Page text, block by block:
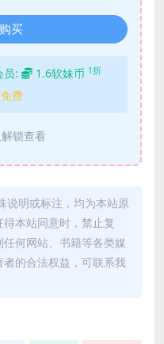
买
员: 1.6软妹币 1折
免费
解锁查看
说明或标注，均为本站原
本站同意时，禁止复
何网站、书籍等各类媒
的合法权益，可联系我